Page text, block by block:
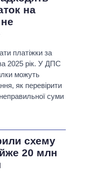
на
платіжки за
2025 рік. У ДПС
можуть
як перевірити
суми
схему
20 млн